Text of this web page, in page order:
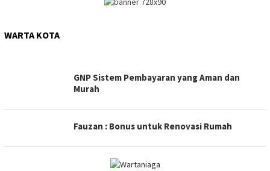
WARTA KOTA
GNP Sistem Pembayaran yang Aman dan
Murah
Fauzan : Bonus untuk Renovasi Rumah